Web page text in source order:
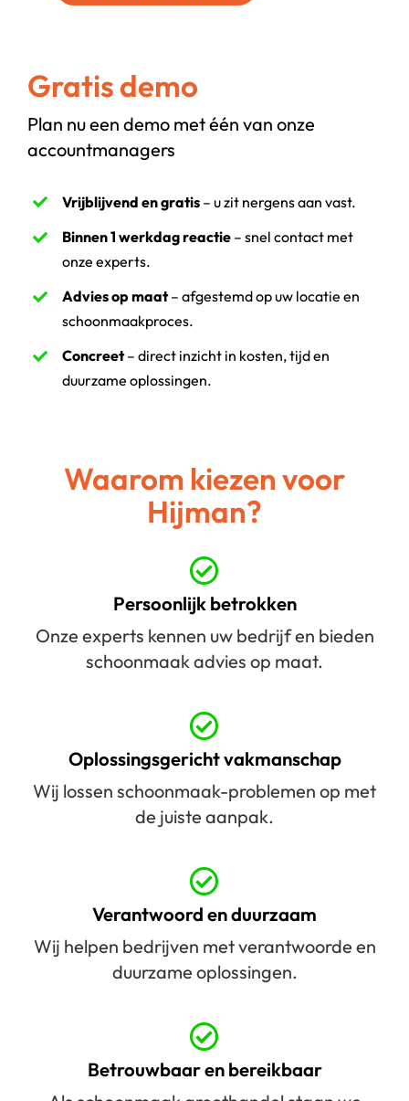
Gratis demo
Plan nu een demo met één van onze
accountmanagers
Vrijblijvend en gratis – u zit nergens aan vast.
Binnen 1 werkdag reactie – snel contact met
onze experts.
Advies op maat– afgestemd op uw locatie en
schoonmaakproces.
Concreet– direct inzicht in kosten, tijd en
duurzame oplossingen.
Waarom kiezen voor
Hijman?
Persoonlijk betrokken
Onze experts kennen uw bedrijf en bieden
schoonmaak advies op maat.
Oplossingsgericht vakmanschap
Wij lossen schoonmaak-problemen op met
de juiste aanpak.
Verantwoord en duurzaam
Wij helpen bedrijven met verantwoorde en
duurzame oplossingen.
Betrouwbaar en bereikbaar